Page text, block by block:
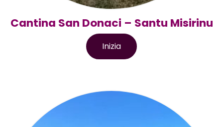
Cantina San Donaci – Santu Misirinu
Inizia